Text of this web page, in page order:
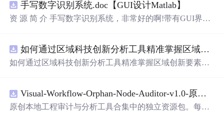
手写数字识别系统.doc【GUI设计Matlab】
资 源 简 介 手写数字识别系统，非常好的啊!带有GUI界
带有直观的图形用户界面（GUI），非常容易使用。你只
需要将手写数字输入系统，它将立即给出准确的识别结
是一个非常方便和实用的工具，你一定会喜欢它的！
如何通过区域科技创新分析工具精准掌握区域创新要素分布与产业链融合现状？.docx
如何通过区域科技创新分析工具精准掌握区域创新要素分
Visual-Workflow-Orphan-Node-Auditor-v1.0-原创源码与文档.zip
原创本地工程审计与分析工具合集中的独立资源包。每个